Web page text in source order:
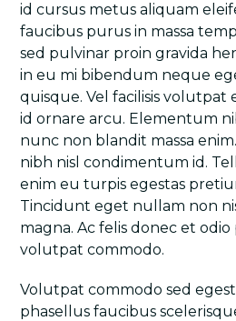
id cursus metus aliquam
faucibus purus in massa
sed pulvinar proin gravida
in eu mi bibendum neque
quisque. Vel facilisis volutpat
id ornare arcu. Elementum
nunc non blandit massa
nibh nisl condimentum id.
enim eu turpis egestas
Tincidunt eget nullam non
magna. Ac felis donec et
volutpat commodo.
Volutpat commodo sed
phasellus faucibus